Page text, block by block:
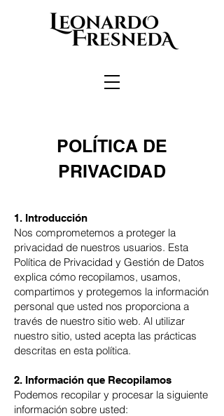
POLÍTICA DE
PRIVACIDAD
1. Introducción
Nos comprometemos a proteger la
privacidad de nuestros usuarios. Esta
Política de Privacidad y Gestión de Datos
explica cómo recopilamos, usamos,
compartimos y protegemos la información
personal que usted nos proporciona a
través de nuestro sitio web. Al utilizar
nuestro sitio, usted acepta las prácticas
descritas en esta política.
2. Información que Recopilamos
Podemos recopilar y procesar la siguiente
información sobre usted: